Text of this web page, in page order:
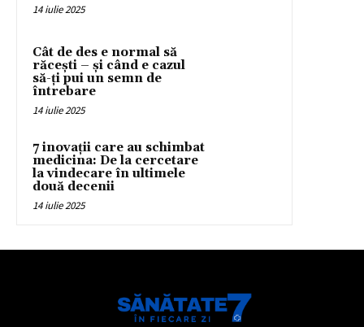
14 iulie 2025
Cât de des e normal să
răcești – și când e cazul
să-ți pui un semn de
întrebare
14 iulie 2025
7 inovații care au schimbat
medicina: De la cercetare
la vindecare în ultimele
două decenii
14 iulie 2025